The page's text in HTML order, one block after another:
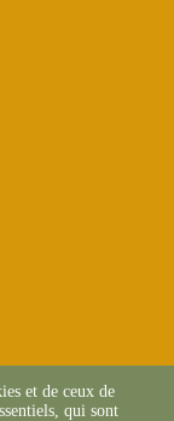
et de ceux de
qui sont